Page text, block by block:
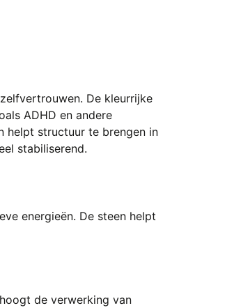
De kleurrijke
ADHD en andere
helpt structuur te brengen in
stabiliserend.
energieën. De steen helpt
de verwerking van